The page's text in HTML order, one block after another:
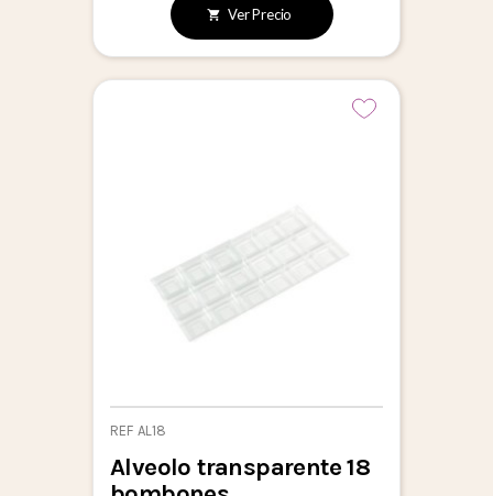
Ver Precio
REF AL18
Alveolo transparente 18